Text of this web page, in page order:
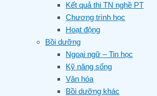
Kết quả thi TN nghề PT
Chương trình học
Hoạt động
Bồi dưỡng
Ngoại ngữ – Tin học
Kỹ năng sống
Văn hóa
Bồi dưỡng khác